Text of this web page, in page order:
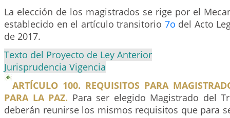
La elección de los magistrados se rige por el
establecido en el artículo transitorio 7o del Acto
de 2017.
Texto del Proyecto de Ley Anterior
Jurisprudencia Vigencia
ARTÍCULO 100. REQUISITOS PARA
PARA LA PAZ. Para ser elegido Magistrado del
deberán reunirse los mismos requisitos que para